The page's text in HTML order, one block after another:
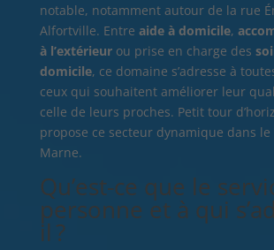
notable, notamment autour de la rue
Alfortville. Entre aide à domicile,
à l’extérieurou prise en charge des
domicile, ce domaine s’adresse à
ceux qui souhaitent améliorer leur
celle de leurs proches. Petit tour
propose ce secteur dynamique dans le
Marne.
Qu’est-ce que le
personne et à qui
il ?